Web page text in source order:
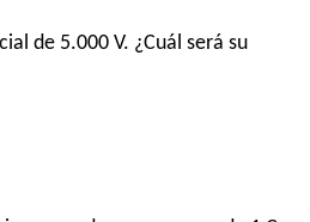
de 5.000 V. ¿Cuál será su